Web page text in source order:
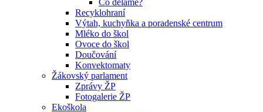
Co děláme?
Recyklohraní
Výtah, kuchyňka a poradenské centrum
Mléko do škol
Ovoce do škol
Doučování
Konvektomaty
Žákovský parlament
Zprávy ŽP
Fotogalerie ŽP
Ekoškola